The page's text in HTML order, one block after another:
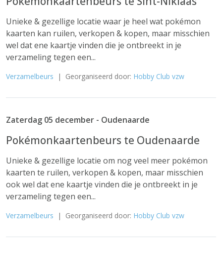
Unieke & gezellige locatie waar je heel wat pokémon
kaarten kan ruilen, verkopen & kopen, maar misschien
wel dat ene kaartje vinden die je ontbreekt in je
verzameling tegen een...
Verzamelbeurs | Georganiseerd door: Hobby Club vzw
Zaterdag 05 december - Oudenaarde
Pokémonkaartenbeurs te Oudenaarde
Unieke & gezellige locatie om nog veel meer pokémon
kaarten te ruilen, verkopen & kopen, maar misschien
ook wel dat ene kaartje vinden die je ontbreekt in je
verzameling tegen een...
Verzamelbeurs | Georganiseerd door: Hobby Club vzw